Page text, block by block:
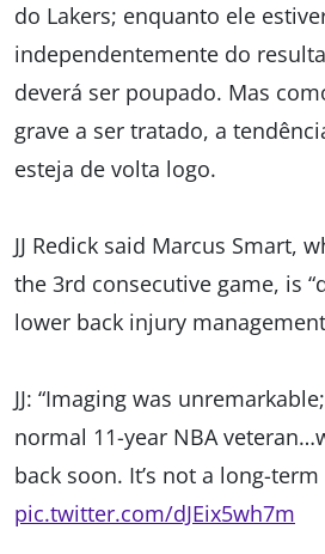
do Lakers; enquanto ele
independentemente do
deverá ser poupado. Mas
grave a ser tratado, a
esteja de volta logo.
JJ Redick said Marcus Smart,
the 3rd consecutive game, is
lower back injury
JJ: “Imaging was
normal 11-year NBA
back soon. It’s not a long-term
pic.twitter.com/dJEix5wh7m